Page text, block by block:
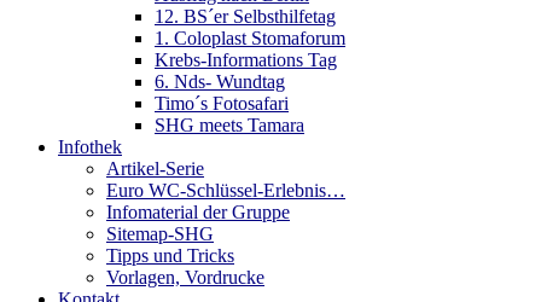
12. BS´er Selbsthilfetag
1. Coloplast Stomaforum
Krebs-Informations Tag
6. Nds- Wundtag
Timo´s Fotosafari
SHG meets Tamara
Infothek
Artikel-Serie
Euro WC-Schlüssel-Erlebnis…
Infomaterial der Gruppe
Sitemap-SHG
Tipps und Tricks
Vorlagen, Vordrucke